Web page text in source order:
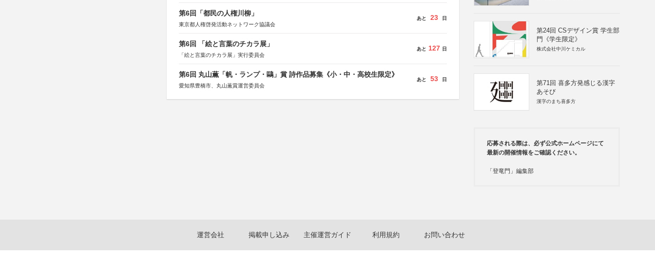
第6回「都民の人権川柳」
東京都人権啓発活動ネットワーク協議会
あと 23 日
第6回 「絵と言葉のチカラ展」
「絵と言葉のチカラ展」実行委員会
あと 127 日
第6回 丸山薫「帆・ランプ・鷗」賞 詩作品募集《小・中・高校生限定》
愛知県豊橋市、丸山薫賞運営委員会
あと 53 日
第24回 CSデザイン賞 学生部
門《学生限定》
株式会社中川ケミカル
第71回 喜多方発感じる漢字
あそび
漢字のまち喜多方
応募される際は、必ず公式ホームページにて
最新の開催情報をご確認ください。
「登竜門」編集部
運営会社 掲載申し込み 主催運営ガイド 利用規約 お問い合わせ